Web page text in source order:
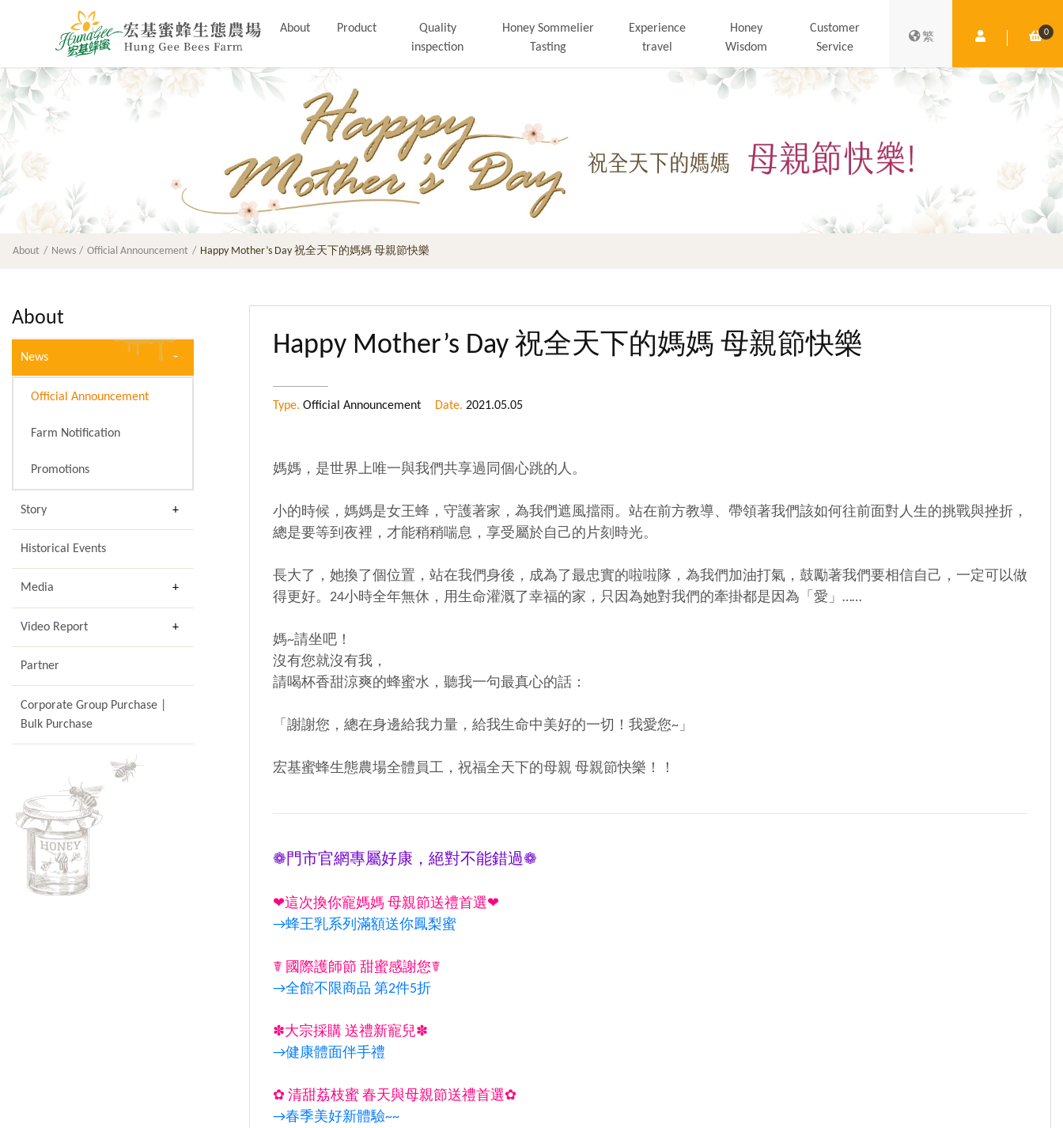
About Product
Quality
inspection
Honey Sommelier
Tasting
Experience
travel
Honey
Wisdom
Customer
Service
繁 Member Centre
0
About News Official Announcement Happy Mother’s Day 祝全天下的媽媽 母親節快樂
About
News
Official Announcement
Farm Notification
Promotions
Story
Historical Events
Media
Video Report
Partner
Corporate Group Purchase |
Bulk Purchase
Happy Mother’s Day 祝全天下的媽媽 母親節快樂
Type. Official Announcement Date. 2021.05.05
媽媽，是世界上唯一與我們共享過同個心跳的人。
小的時候，媽媽是女王蜂，守護著家，為我們遮風擋雨。站在前方教導、帶領著我們該如何往前面對人生的挑戰與挫折，
總是要等到夜裡，才能稍稍喘息，享受屬於自己的片刻時光。
長大了，她換了個位置，站在我們身後，成為了最忠實的啦啦隊，為我們加油打氣，鼓勵著我們要相信自己，一定可以做
得更好。24小時全年無休，用生命灌溉了幸福的家，只因為她對我們的牽掛都是因為「愛」……
媽~請坐吧！
沒有您就沒有我，
請喝杯香甜涼爽的蜂蜜水，聽我一句最真心的話：
「謝謝您，總在身邊給我力量，給我生命中美好的一切！我愛您~」
宏基蜜蜂生態農場全體員工，祝福全天下的母親 母親節快樂！！
❁門市官網專屬好康，絕對不能錯過❁
❤這次換你寵媽媽 母親節送禮首選❤
→蜂王乳系列滿額送你鳳梨蜜
☤ 國際護師節 甜蜜感謝您☤
→全館不限商品 第2件5折
✽大宗採購 送禮新寵兒✽
→健康體面伴手禮
✿ 清甜荔枝蜜 春天與母親節送禮首選✿
→春季美好新體驗~~